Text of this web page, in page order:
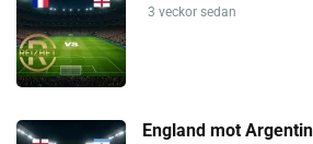
3 veckor sedan
England mot